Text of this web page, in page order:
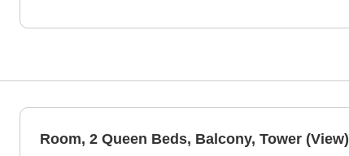
Room, 2 Queen Beds, Balcony, Tower (View)